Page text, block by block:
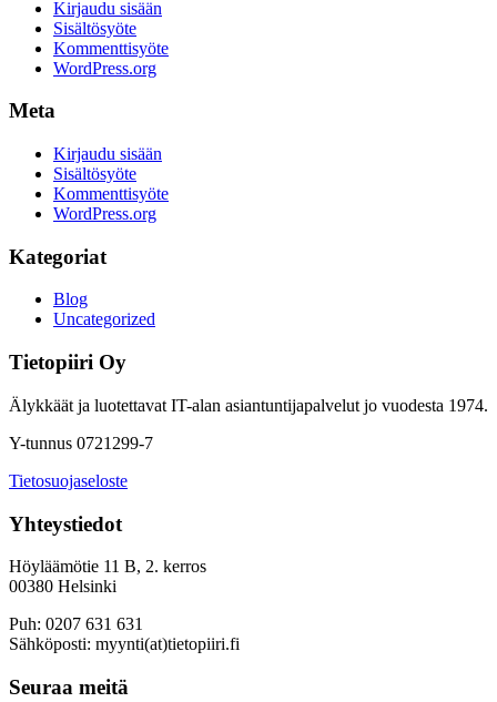
Kirjaudu sisään
Sisältösyöte
Kommenttisyöte
WordPress.org
Meta
Kirjaudu sisään
Sisältösyöte
Kommenttisyöte
WordPress.org
Kategoriat
Blog
Uncategorized
Tietopiiri Oy
Älykkäät ja luotettavat IT-alan asiantuntijapalvelut jo vuodesta 1974.
Y-tunnus 0721299-7
Tietosuojaseloste
Yhteystiedot
Höyläämötie 11 B, 2. kerros
00380 Helsinki
Puh: 0207 631 631
Sähköposti: myynti(at)tietopiiri.fi
Seuraa meitä